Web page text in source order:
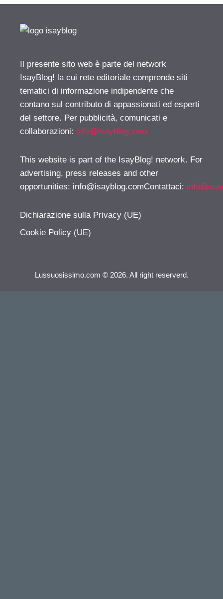
Il presente sito web è parte del network
IsayBlog! la cui rete editoriale comprende siti
tematici di informazione indipendente che
contano sul contributo di appassionati ed esperti
del settore. Per pubblicità, comunicati e
collaborazioni: info@isayblog.com
This website is part of the IsayBlog! network. For
advertising, press releases and other
opportunities: info@isayblog.comContattaci:
Dichiarazione sulla Privacy (UE)
Cookie Policy (UE)
Lussuosissimo.com © 2026. All right reserverd.